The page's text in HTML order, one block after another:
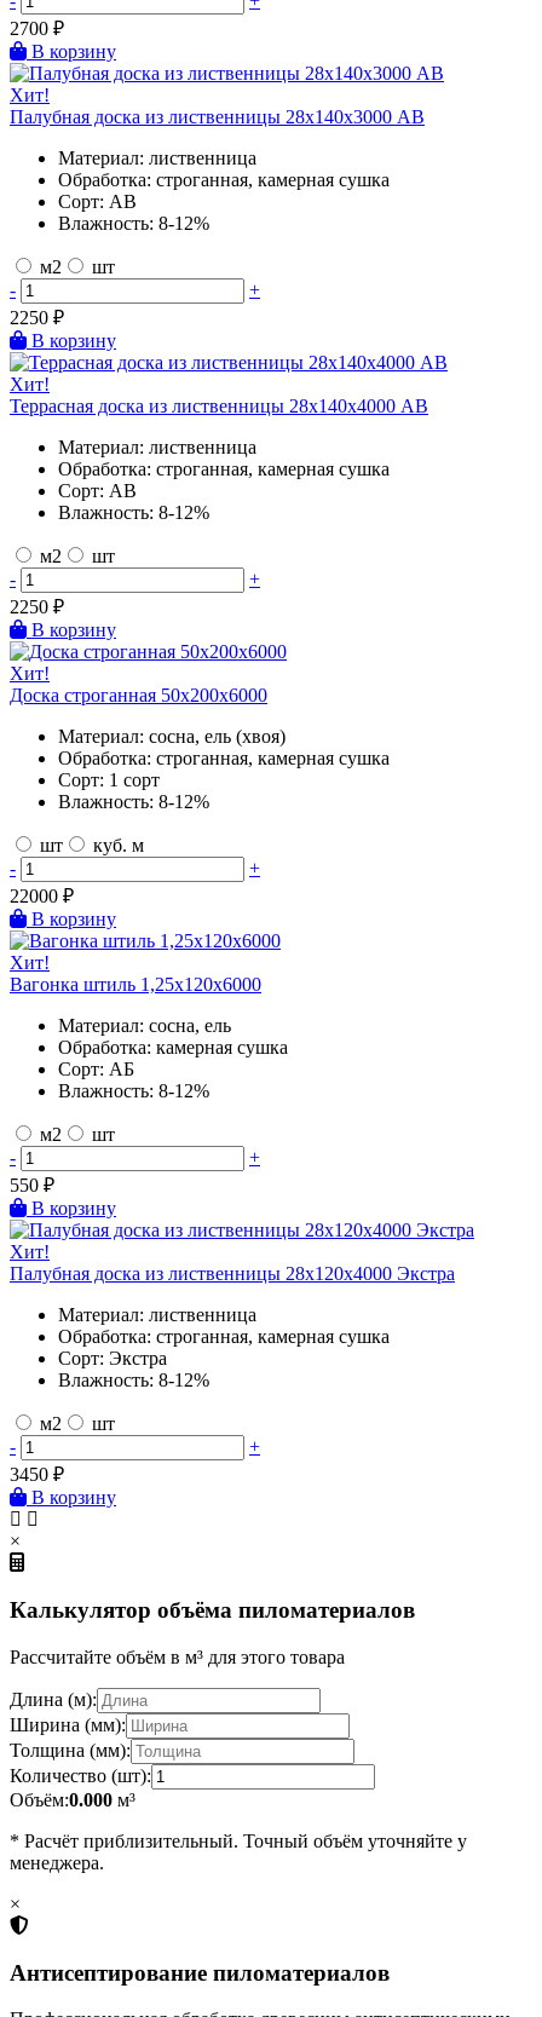
2700 ₽
В корзину
Хит!
Палубная доска из лиственницы 28х140х3000 AB
Материал: лиственница
Обработка: строганная, камерная сушка
Сорт: AB
Влажность: 8-12%
м2
шт
-
+
2250 ₽
В корзину
Хит!
Террасная доска из лиственницы 28х140х4000 AB
Материал: лиственница
Обработка: строганная, камерная сушка
Сорт: AB
Влажность: 8-12%
м2
шт
-
+
2250 ₽
В корзину
Хит!
Доска строганная 50х200х6000
Материал: сосна, ель (хвоя)
Обработка: строганная, камерная сушка
Сорт: 1 сорт
Влажность: 8-12%
шт
куб. м
-
+
22000 ₽
В корзину
Хит!
Вагонка штиль 1,25х120х6000
Материал: сосна, ель
Обработка: камерная сушка
Сорт: АБ
Влажность: 8-12%
м2
шт
-
+
550 ₽
В корзину
Хит!
Палубная доска из лиственницы 28х120х4000 Экстра
Материал: лиственница
Обработка: строганная, камерная сушка
Сорт: Экстра
Влажность: 8-12%
м2
шт
-
+
3450 ₽
В корзину
×
Калькулятор объёма пиломатериалов
Рассчитайте объём в м³ для этого товара
Длина (м):
Ширина (мм):
Толщина (мм):
Количество (шт):
Объём:0.000 м³
* Расчёт приблизительный. Точный объём уточняйте у
менеджера.
×
Антисептирование пиломатериалов